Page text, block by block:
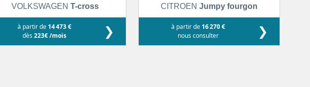
VOLKSWAGENT-cross
à partir de 14 473 €
dès223€ /mois ❯
CITROEN Jumpy fourgon
à partir de 16 270 €
nous consulter
❯